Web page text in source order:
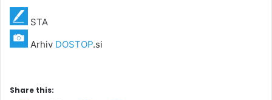
STA
Arhiv DOSTOP.si
Share this: